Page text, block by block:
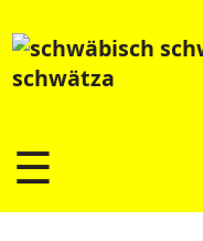
schwätza
☰